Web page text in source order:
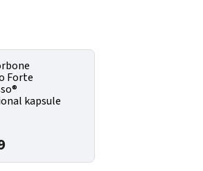
Forte
kapsule